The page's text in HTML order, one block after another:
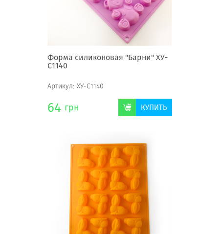
Форма силиконовая "Барни" ХУ-
С1140
Артикул: ХУ-С1140
64 грн КУПИТЬ